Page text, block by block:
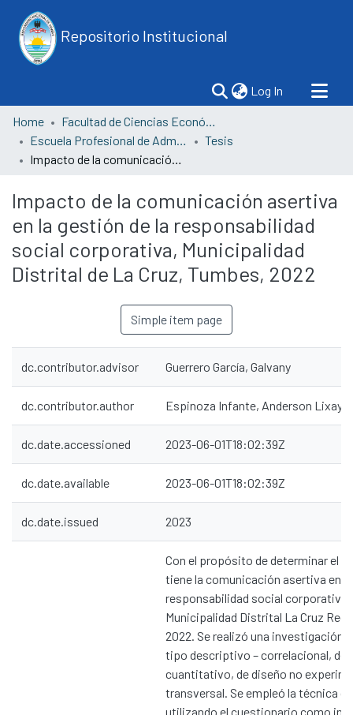
Repositorio Institucional
Log In (current)
Home
Facultad de Ciencias Económicas
Escuela Profesional de Administración
Tesis
Impacto de la comunicación asertiva en la gestión de la responsabilidad social corporativa, Municipalidad Distrital de La Cruz, Tumbes, 2022
Impacto de la comunicación asertiva
en la gestión de la responsabilidad
social corporativa, Municipalidad
Distrital de La Cruz, Tumbes, 2022
Simple item page
dc.contributor.advisor Guerrero García, Galvany
dc.contributor.author Espinoza Infante, Anderson Lixay
dc.date.accessioned 2023-06-01T18:02:39Z
dc.date.available 2023-06-01T18:02:39Z
dc.date.issued 2023
Con el propósito de determinar el
tiene la comunicación asertiva en
responsabilidad social corporativa
Municipalidad Distrital La Cruz
2022. Se realizó una investigación
tipo descriptivo – correlacional, de
cuantitativo, de diseño no
transversal. Se empleó la técnica
utilizando el cuestionario como